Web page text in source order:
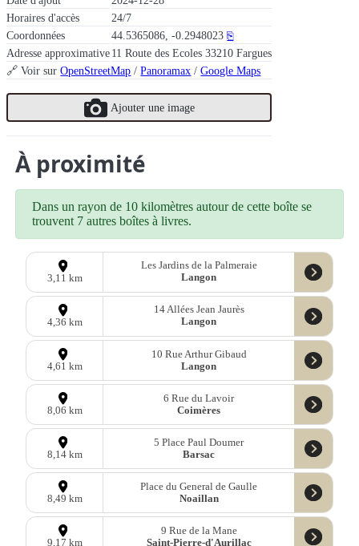
Horaires d'accès
24/7
Coordonnées
44.5365086, -0.2948023 ⎘
Adresse approximative11 Route des Ecoles 33210 Fargues
🔗 Voir surOpenStreetMap /Panoramax /Google Maps
Ajouter une image
À proximité
Dans un rayon de 10 kilomètres autour de cette boîte se
trouvent 7 autres boîtes à livres.
3,11 km
Les Jardins de la Palmeraie
Langon
4,36 km
14 Allées Jean Jaurès
Langon
4,61 km
10 Rue Arthur Gibaud
Langon
8,06 km
6 Rue du Lavoir
Coimères
8,14 km
5 Place Paul Doumer
Barsac
8,49 km
Place du General de Gaulle
Noaillan
9,17 km
9 Rue de la Mane
Saint-Pierre-d'Aurillac